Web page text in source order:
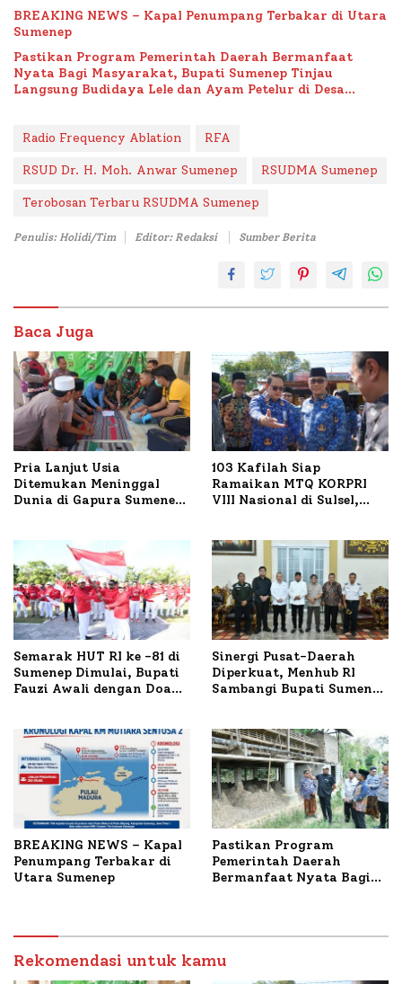
BREAKING NEWS – Kapal Penumpang Terbakar di Utara
Sumenep
Pastikan Program Pemerintah Daerah Bermanfaat
Nyata Bagi Masyarakat, Bupati Sumenep Tinjau
Langsung Budidaya Lele dan Ayam Petelur di Desa
Radio Frequency Ablation RFA
RSUD Dr. H. Moh. Anwar Sumenep RSUDMA Sumenep
Terobosan Terbaru RSUDMA Sumenep
Penulis: Holidi/Tim Editor: Redaksi Sumber Berita
Baca Juga
Pria Lanjut Usia
Ditemukan Meninggal
Dunia di Gapura Sumenep,
103 Kafilah Siap
Ramaikan MTQ KORPRI
VIII Nasional di Sulsel,
Semarak HUT RI ke -81 di
Sumenep Dimulai, Bupati
Fauzi Awali dengan Doa
Sinergi Pusat-Daerah
Diperkuat, Menhub RI
Sambangi Bupati Sumenep
BREAKING NEWS – Kapal
Penumpang Terbakar di
Utara Sumenep
Pastikan Program
Pemerintah Daerah
Bermanfaat Nyata Bagi
Petelur di Desa Bataal
Timur
Rekomendasi untuk kamu